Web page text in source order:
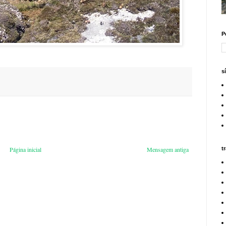
Mensagem antiga
Página inicial